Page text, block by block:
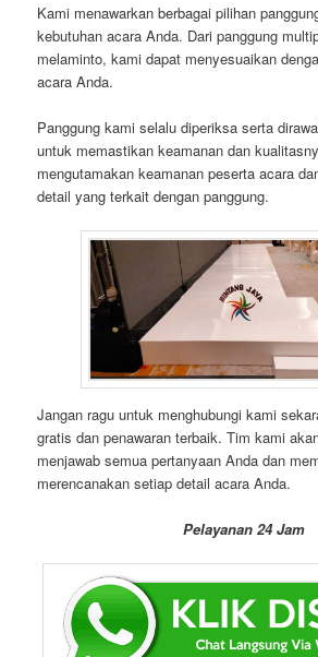
Kami menawarkan berbagai pilihan
kebutuhan acara Anda. Dari panggung
melaminto, kami dapat menyesuaikan
acara Anda.
Panggung kami selalu diperiksa serta
untuk memastikan keamanan dan
mengutamakan keamanan peserta acara
detail yang terkait dengan panggung.
Jangan ragu untuk menghubungi kami
gratis dan penawaran terbaik. Tim kami
menjawab semua pertanyaan Anda dan
merencanakan setiap detail acara Anda.
Pelayanan 24 Jam